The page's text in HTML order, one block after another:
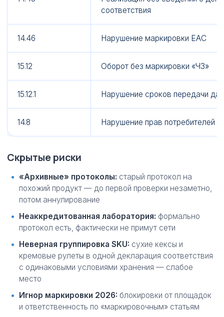
соответствия
14.46 Нарушение маркировки EAC
15.12 Оборот без маркировки «ЧЗ»
15.12.1 Нарушение сроков передачи
14.8 Нарушение прав потребителей
Скрытые риски
«Архивные» протоколы: старый протокол на
похожий продукт — до первой проверки незаметно,
потом аннулирование
Неаккредитованная лаборатория: формально
протокол есть, фактически не примут сети
Неверная группировка SKU: сухие кексы и
кремовые рулеты в одной декларация соответствия
с одинаковыми условиями хранения — слабое
место
Игнор маркировки 2026: блокировки от площадок
и ответственность по «маркировочным» статьям